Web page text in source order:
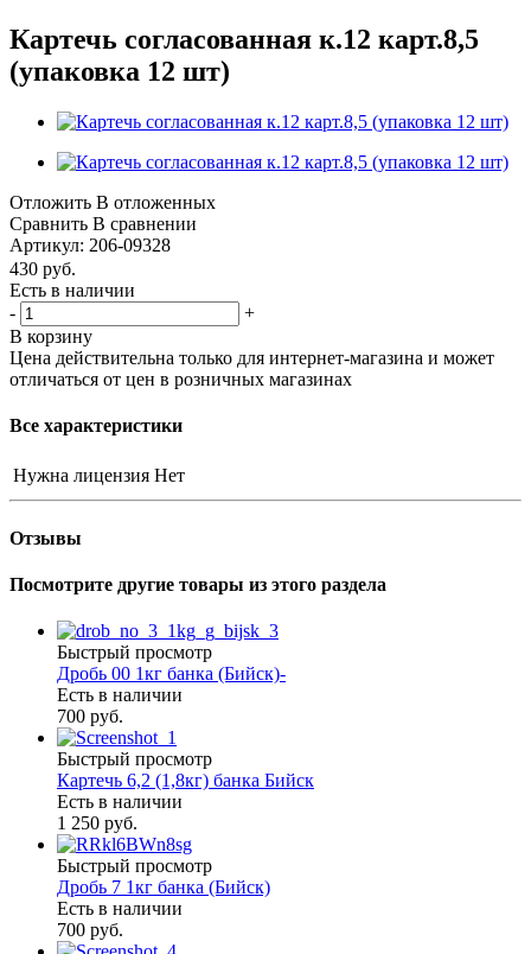
Картечь согласованная к.12 карт.8,5
(упаковка 12 шт)
Отложить В отложенных
Сравнить В сравнении
Артикул: 206-09328
430 руб.
Есть в наличии
-
+
В корзину
Цена действительна только для интернет-магазина и может
отличаться от цен в розничных магазинах
Все характеристики
Нужна лицензия Нет
Отзывы
Посмотрите другие товары из этого раздела
Быстрый просмотр
Дробь 00 1кг банка (Бийск)-
Есть в наличии
700 руб.
Быстрый просмотр
Картечь 6,2 (1,8кг) банка Бийск
Есть в наличии
1 250 руб.
Быстрый просмотр
Дробь 7 1кг банка (Бийск)
Есть в наличии
700 руб.